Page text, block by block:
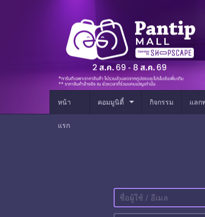
หน้า
แรก
คอมมูนิตี้ arrow_drop_down กิจกรรม แลก